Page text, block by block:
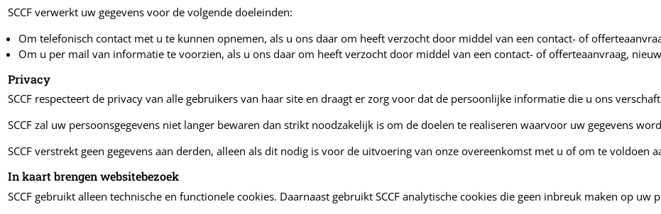
SCCF verwerkt uw gegevens voor de volgende doeleinden:
Om telefonisch contact met u te kunnen opnemen, als u ons daar om heeft verzocht door middel van een contact- of
Om u per mail van informatie te voorzien, als u ons daar om heeft verzocht door middel van een contact- of offerteaanvraag,
Privacy
SCCF respecteert de privacy van alle gebruikers van haar site en draagt er zorg voor dat de persoonlijke informatie die u ons
SCCF zal uw persoonsgegevens niet langer bewaren dan strikt noodzakelijk is om de doelen te realiseren waarvoor uw gegevens
SCCF verstrekt geen gegevens aan derden, alleen als dit nodig is voor de uitvoering van onze overeenkomst met u of om te voldoen
In kaart brengen websitebezoek
SCCF gebruikt alleen technische en functionele cookies. Daarnaast gebruikt SCCF analytische cookies die geen inbreuk maken op uw